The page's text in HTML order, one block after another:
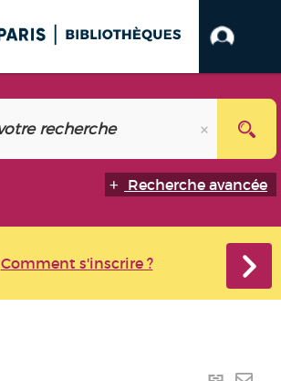
Recherche avancée
Comment s'inscrire ?
Lien